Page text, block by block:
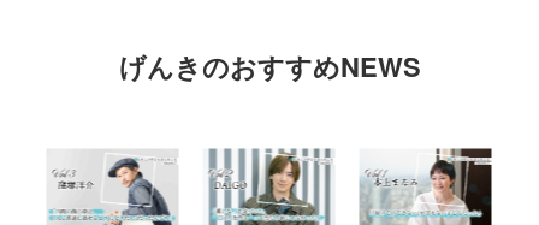
げんきのおすすめNEWS